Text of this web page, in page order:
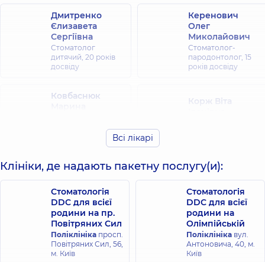
Дмитренко
Єлизавета
Сергіївна
Стоматолог
дитячий, 20 років
досвіду
Керенович
Олег
Миколайович
Стоматолог-
пародонтолог, 15
років досвіду
Ковбаснюк
25 років
Корж Віта
Валеріївна
Стоматолог-
терапевт,25 років
досвіду
Анатоліївна
Стоматолог-
ортодонт, гнатолог,
25 років досвіду
Ступачинська
Каріна
Суворова
Тамара
Всі лікарі
Клініки, де надають пакетну послугу(и):
Стоматологія
DDC для всієї
родини на пр.
Повітряних Сил
Поліклініка просп.
Повітряних Сил, 56,
м. Київ
Стоматологія
DDC для всієї
родини на
Олімпійській
Поліклініка вул.
Антоновича, 40, м.
Київ